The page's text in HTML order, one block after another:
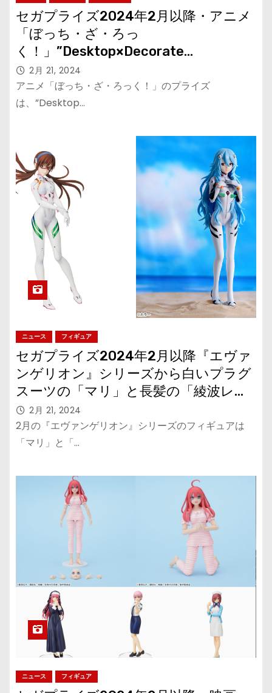
セガプライズ2024年2月以降・アニメ
「ぼっち・ざ・ろっ
く！」”Desktop×Decorate
Collections”で「山田リョウ」が登
場！ さまざまなぬいぐるみも！
2月 21, 2024
アニメ「ぼっち・ざ・ろっく！」のプライズ
は、”Desktop…
ニュース フィギュア
セガプライズ2024年2月以降『エヴァ
ンゲリオン』シリーズから白いプラグ
スーツの「マリ」と長髪の「綾波レ
イ」が再登場
2月 21, 2024
2月の『エヴァンゲリオン』シリーズのフィギュアは
「マリ」と「…
ニュース フィギュア